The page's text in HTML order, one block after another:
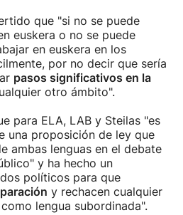
que "si no se puede
euskera o no se puede
en euskera en los
por no decir que sería
pasos significativos en la
otro ámbito".
para ELA, LAB y Steilas "es
una proposición de ley que
ambas lenguas en el debate
y ha hecho un
políticos para que
y rechacen cualquier
lengua subordinada".